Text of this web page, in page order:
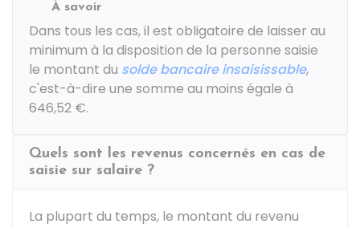
À savoir
Dans tous les cas, il est obligatoire de laisser au
minimum à la disposition de la personne saisie
le montant du solde bancaire insaisissable,
c'est-à-dire une somme au moins égale à
646,52 €.
Quels sont les revenus concernés en cas de
saisie sur salaire ?
La plupart du temps, le montant du revenu